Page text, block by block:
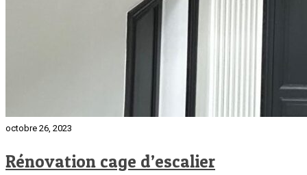
octobre 26, 2023
Rénovation cage d’escalier